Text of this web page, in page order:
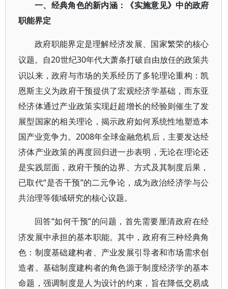
一、经典角色的新内涵：《实施意见》中的政府
职能界定
政府职能界定是理解经济发展、国家繁荣的核心
议题。自20世纪30年代大萧条打破自由放任的政策共
识以来，政府与市场的关系经历了多轮理论重构：凯
恩斯主义为政府干预提供了宏观经济学基础，而东亚
经济体通过产业政策实现赶超增长的经验则催生了发
展型国家的相关理论，揭示政府如何系统性地塑造本
国产业竞争力。2008年全球金融危机后，主要发达经
济体产业政策的再度回归进一步表明，无论在理论还
是实践层面，政府干预的边界、方式及其制度后果，
已取代“是否干预”的二元争论，成为政治经济学与公
共治理等领域研究的核心议题。
回答“如何干预”的问题，首先需要厘清政府在经
济发展中承担的基本职能。其中，政府有三种经典角
色：制度基础建构者、产业发展引导者和市场需求创
造者。基础制度建构者的角色源于制度经济学的基本
命题，强调制度是人为设计的约束，旨在降低交易成